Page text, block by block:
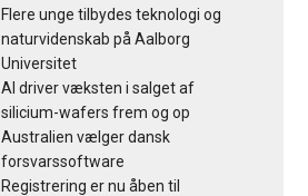
Flere unge tilbydes teknologi og
naturvidenskab på Aalborg
Universitet
AI driver væksten i salget af
silicium-wafers frem og op
Australien vælger dansk
forsvarssoftware
Registrering er nu åben til